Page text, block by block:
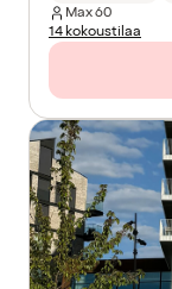
Max60
14 kokoustilaa